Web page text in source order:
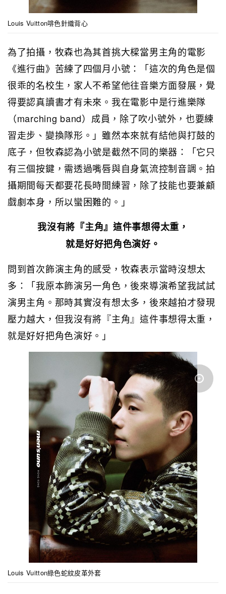
Louis Vuitton啡色針織背心
為了拍攝，牧森也為其首挑大樑當男主角的電影
《進行曲》苦練了四個月小號：「這次的角色是個
很乖的名校生，家人不希望他往音樂方面發展，覺
得要認真讀書才有未來。我在電影中是行進樂隊
（marching band）成員，除了吹小號外，也要練
習走步、變換隊形。」雖然本來就有結他與打鼓的
底子，但牧森認為小號是截然不同的樂器：「它只
有三個按鍵，需透過嘴唇與自身氣流控制音調。拍
攝期間每天都要花長時間練習，除了技能也要兼顧
戲劇本身，所以蠻困難的。」
我沒有將『主角』這件事想得太重，
就是好好把角色演好。
問到首次飾演主角的感受，牧森表示當時沒想太
多：「我原本飾演另一角色，後來導演希望我試試
演男主角。那時其實沒有想太多，後來越拍才發現
壓力越大，但我沒有將『主角』這件事想得太重，
就是好好把角色演好。」
Louis Vuitton綠色蛇紋皮革外套